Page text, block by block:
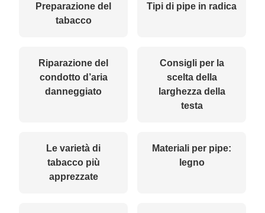
Preparazione del
tabacco
Tipi di pipe in radica
Riparazione del
condotto d’aria
danneggiato
Consigli per la
scelta della
larghezza della
testa
Le varietà di
tabacco più
apprezzate
Materiali per pipe:
legno